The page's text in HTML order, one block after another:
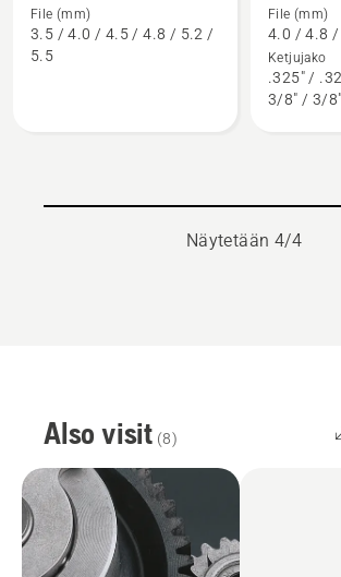
tuotteesta
Intensive
Cut
File (mm)
3.5 / 4.0 / 4.5 / 4.8 / 5.2 /
5.5
tuotteesta
H37
File (mm)
4.0 / 4.8
Ketjujako
.325" /
3/8" / 3/
Näytetään 4/4
Also visit (8)